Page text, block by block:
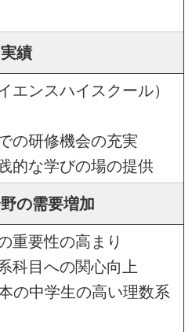
績
エンスハイスクール）
の研修機会の充実
的な学びの場の提供
の需要増加
重要性の高まり
科目への関心向上
の中学生の高い理数系